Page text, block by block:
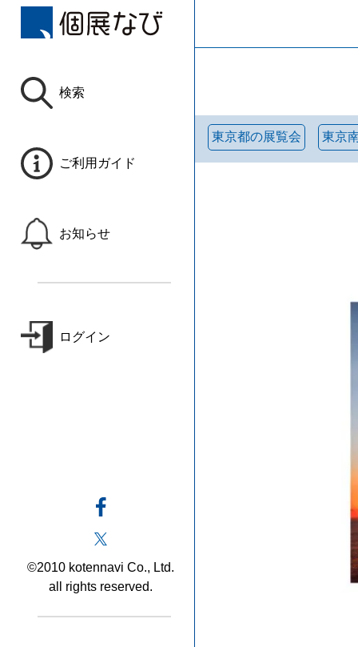
検索
ご利用ガイド
お知らせ
ログイン
©2010 kotennavi Co., Ltd.
all rights reserved.
東京都の展覧会 東京